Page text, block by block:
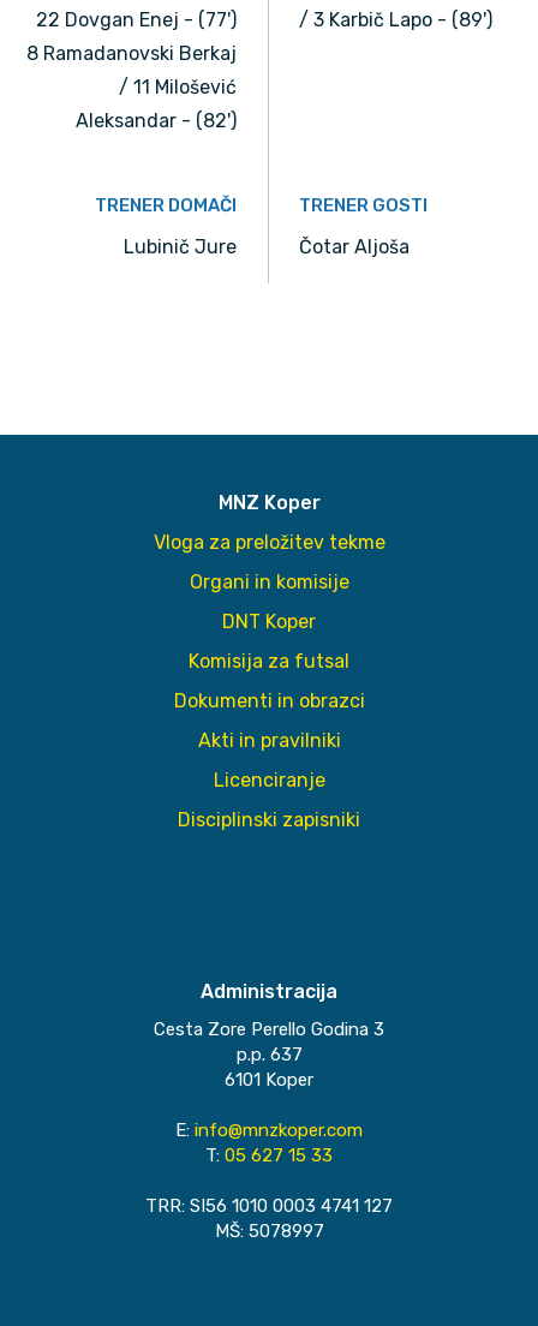
22 Dovgan Enej - (77')
8 Ramadanovski Berkaj
/ 11 Milošević
Aleksandar - (82')
/ 3 Karbič Lapo - (89')
TRENER DOMAČI
Lubinič Jure
TRENER GOSTI
Čotar Aljoša
MNZ Koper
Vloga za preložitev tekme
Organi in komisije
DNT Koper
Komisija za futsal
Dokumenti in obrazci
Akti in pravilniki
Licenciranje
Disciplinski zapisniki
Administracija
Cesta Zore Perello Godina 3
p.p. 637
6101 Koper
E: info@mnzkoper.com
T: 05 627 15 33
TRR: SI56 1010 0003 4741 127
MŠ: 5078997